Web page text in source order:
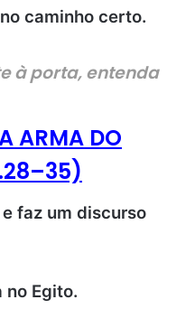
caminho certo.
à porta, entenda
ARMA DO
faz um discurso
no Egito.